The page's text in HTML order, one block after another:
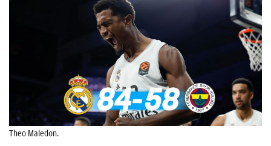
Theo Maledon.